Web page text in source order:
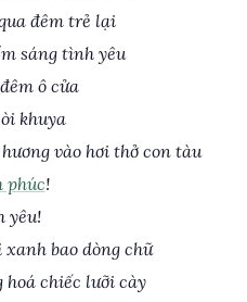
đêm trẻ lại
sáng tình yêu
ô cửa
khuya
vào hơi thở con tàu
phúc!
yêu!
bao dòng chữ
hoá chiếc lưỡi cày